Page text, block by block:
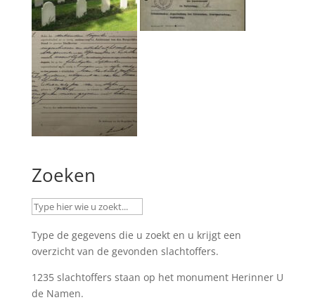
Zoeken
Type de gegevens die u zoekt en u krijgt een
overzicht van de gevonden slachtoffers.
1235 slachtoffers staan op het monument Herinner U
de Namen.